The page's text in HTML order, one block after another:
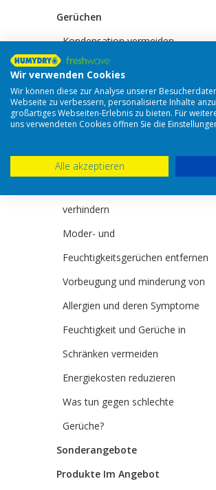
Gerüchen
Kondensation vermeiden
Vermeiden Sie Moder und
Feuchtigkeitschäden in der
Wohnung
Schimmelflecken
verhindern
Moder- und
Feuchtigkeitsgerüchen entfernen
Vorbeugung und minderung von
Allergien und deren Symptome
Feuchtigkeit und Gerüche in
Schränken vermeiden
Energiekosten reduzieren
Was tun gegen schlechte
Gerüche?
Sonderangebote
Produkte Im Angebot
Wir verwenden Cookies
Wir können diese zur Analyse unserer
Webseite zu verbessern, personalisierte Inhalte
großartiges Webseiten-Erlebnis zu bieten. Für
uns verwendeten Cookies öffnen Sie die
Alle akzeptieren